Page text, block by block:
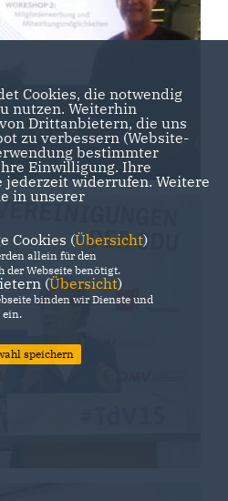
Cookies, die notwendig
nutzen. Weiterhin
Drittanbietern, die uns
zu verbessern (Website-
bestimmter
Einwilligung. Ihre
jederzeit widerrufen. Weitere
in unserer
Cookies (Übersicht)
allein für den
der Webseite benötigt.
(Übersicht)
binden wir Dienste und
ein.
speichern